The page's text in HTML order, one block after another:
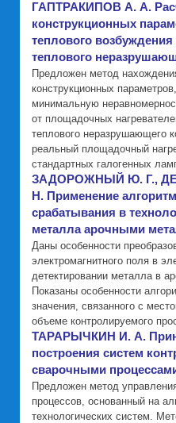
ГАПТРАКИПОВ А. А.
конструкционных
теплового возбуждения
теплового
Предложен метод
конструкционных
минимальную
от площадочных
теплового неразрушающего
реальный площадочный
стандартных галогенных
ЗАДОРОЖНЫЙ Ю. Г.,
Н. Применение
срабатывания в
металла арочными
Даны особенности
электромагнитного поля в
детектировании металла в
Показаны особенности
значения, связанного с
объеме контролируемого
ТАРАРЫЧКИН И. А.
построения систем
сварочными
Предложен метод
процессов, основанный на
технологических систем.